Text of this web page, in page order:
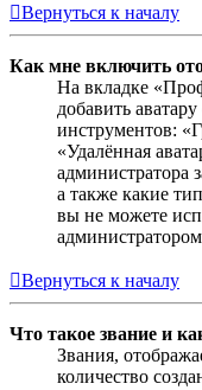
Вернуться к началу
Как мне включить
На вкладке
добавить
инструментов:
«Удалённая
администратора
а также какие
вы не можете
Вернуться к началу
Что такое звание и
Звания,
количество